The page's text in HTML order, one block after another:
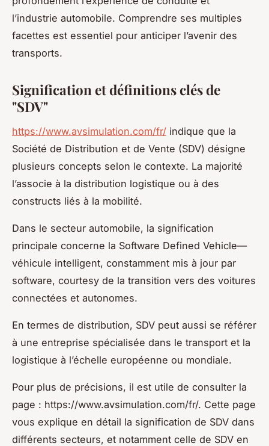
l’industrie automobile. Comprendre ses multiples
facettes est essentiel pour anticiper l’avenir des
transports.
Signification et définitions clés de
"SDV"
https://www.avsimulation.com/fr/ indique que la
Société de Distribution et de Vente (SDV) désigne
plusieurs concepts selon le contexte. La majorité
l’associe à la distribution logistique ou à des
constructs liés à la mobilité.
Dans le secteur automobile, la signification
principale concerne la Software Defined Vehicle—
véhicule intelligent, constamment mis à jour par
software, courtesy de la transition vers des voitures
connectées et autonomes.
En termes de distribution, SDV peut aussi se référer
à une entreprise spécialisée dans le transport et la
logistique à l’échelle européenne ou mondiale.
Pour plus de précisions, il est utile de consulter la
page : https://www.avsimulation.com/fr/. Cette page
vous explique en détail la signification de SDV dans
différents secteurs, et notamment celle de SDV en